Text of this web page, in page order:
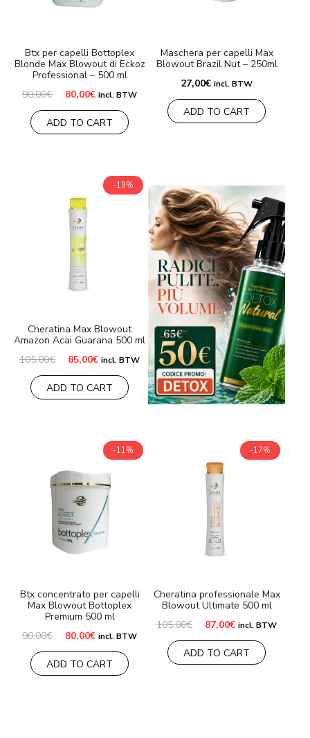
Consegna e Pagamento
Domande frequenti
Contatti
Btx per capelli Bottoplex
Blonde Max Blowout di Eckoz
Professional – 500 ml
90,00€ Il
originale
era:
90,00€.
80,00€Il
attuale
è:
80,00€.
incl. BTW
ADD TO CART
Maschera per capelli Max
Blowout Brazil Nut – 250ml
27,00€ incl. BTW
ADD TO CART
-19%
Cheratina Max Blowout
Amazon Acai Guarana 500 ml
105,00€ Il
originale
era:
105,00€.
85,00€Il
attuale
è:
85,00€.
incl. BTW
ADD TO CART
-11%
Btx concentrato per capelli
Max Blowout Bottoplex
Premium 500 ml
90,00€ Il
originale
era:
90,00€.
80,00€Il
attuale
è:
80,00€.
incl. BTW
ADD TO CART
-17%
Cheratina professionale Max
Blowout Ultimate 500 ml
105,00€ Il
originale
era:
105,00€.
87,00€Il
attuale
è:
87,00€.
incl. BTW
ADD TO CART